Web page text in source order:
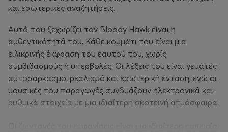
και εσωτερικές αναζητήσεις.
Αυτό που ξεχωρίζει τον Bloody Hawk είναι η
αυθεντικότητά του. Κάθε κομμάτι του είναι μια
ειλικρινής έκφραση του εαυτού του, χωρίς
συμβιβασμούς ή υπερβολές. Οι λέξεις του είναι γεμάτες
αυτοσαρκασμό, ρεαλισμό και εσωτερική ένταση, ενώ οι
μουσικές του παραγωγές συνδυάζουν ηλεκτρονικά και
ρυθμικά στοιχεία με μια ιδιαίτερη σκοτεινή ατμόσφαιρα.